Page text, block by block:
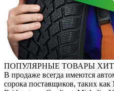
ПОПУЛЯРНЫЕ ТОВАРЫ
В продаже всегда имеются
сорока поставщиков, таких